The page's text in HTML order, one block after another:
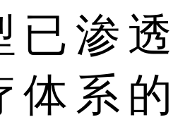
已渗透
体系的